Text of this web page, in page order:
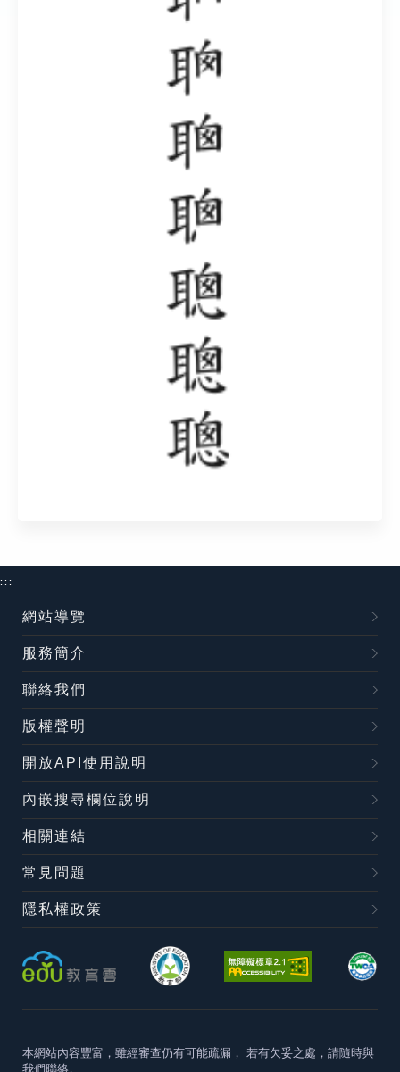
:::
網站導覽
服務簡介
聯絡我們
版權聲明
開放API使用說明
內嵌搜尋欄位說明
相關連結
常見問題
隱私權政策
本網站內容豐富，雖經審查仍有可能疏漏， 若有欠妥之處，請隨時與
我們聯絡。